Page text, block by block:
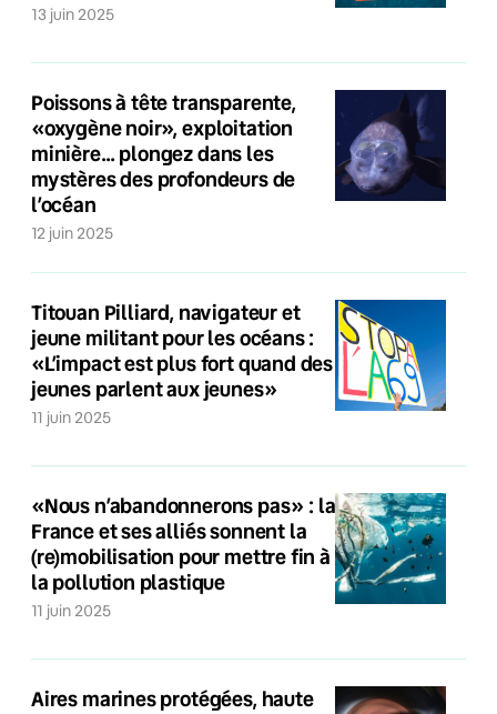
13 juin 2025
Poissons à tête transparente,
«oxygène noir», exploitation
minière… plongez dans les
mystères des profondeurs de
l’océan
12 juin 2025
Titouan Pilliard, navigateur et
jeune militant pour les océans :
«L’impact est plus fort quand des
jeunes parlent aux jeunes»
11 juin 2025
«Nous n’abandonnerons pas» : la
France et ses alliés sonnent la
(re)mobilisation pour mettre fin à
la pollution plastique
11 juin 2025
Aires marines protégées, haute